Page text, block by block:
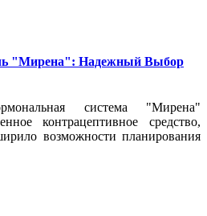
"Мирена": Надежный Выбор
система "Мирена"
контрацептивное средство,
возможности планирования